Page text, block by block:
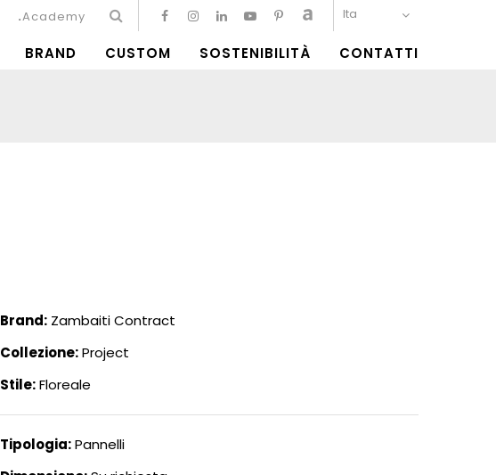
Ita
Academy
BRAND CUSTOM SOSTENIBILITÀ CONTATTI
Brand: Zambaiti Contract
Collezione:Project
Stile:Floreale
Tipologia:Pannelli